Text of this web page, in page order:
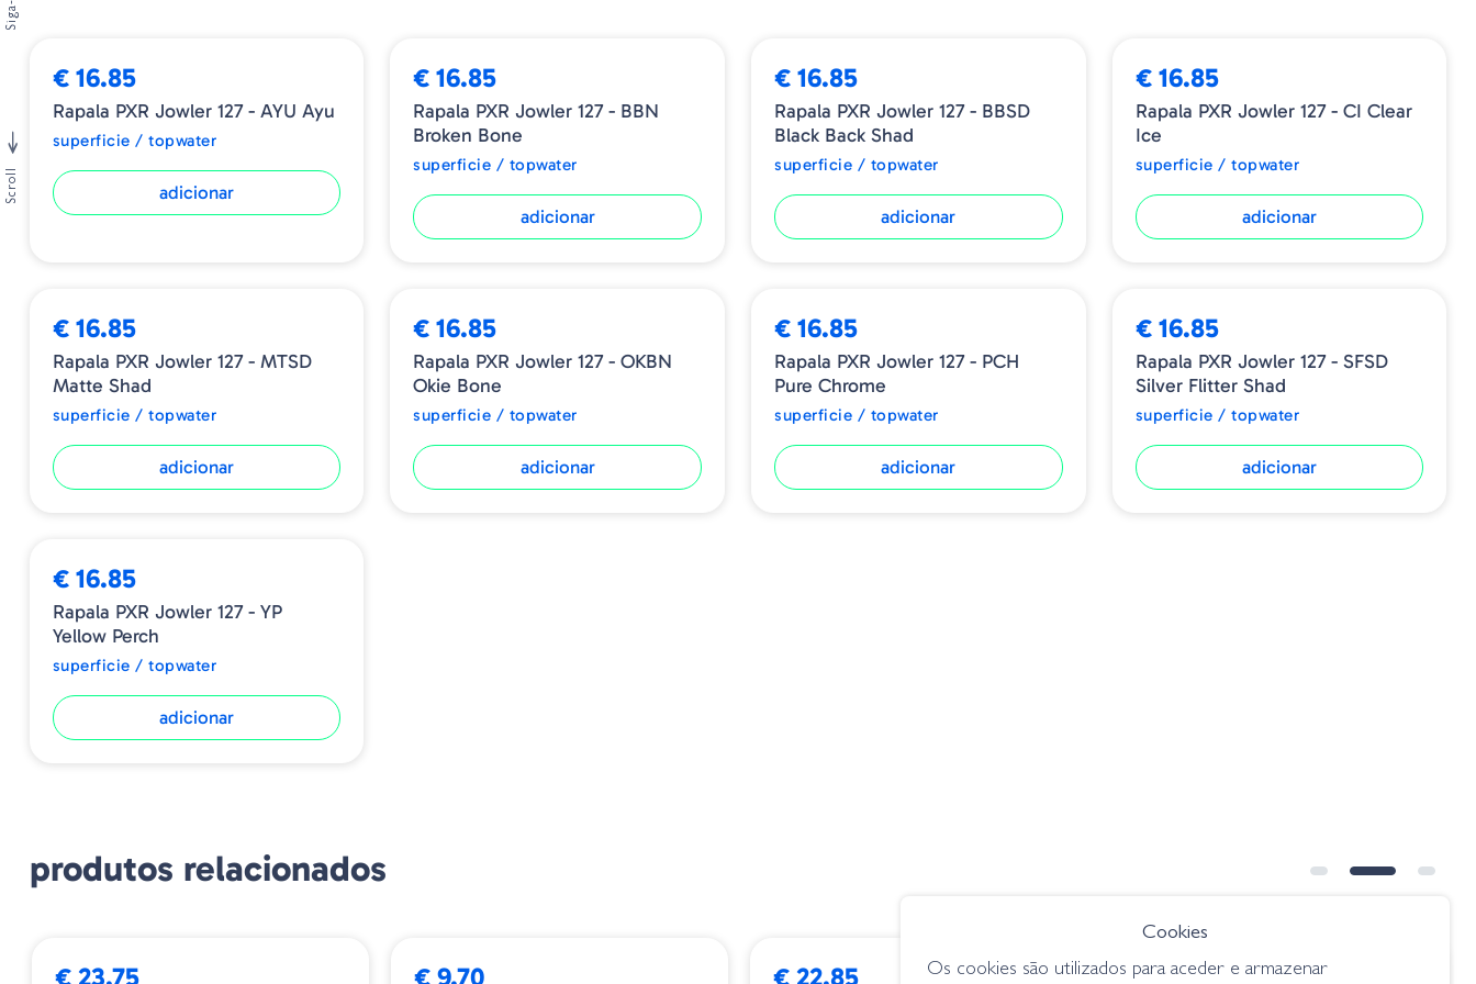
Anzóis triplos VMC® RedLine Series 1X com curvatura arredondada
Tamanho - 127mm
€ 16.85
Rapala PXR Jowler 127 - AYU Ayu
superficie / topwater
adicionar
€ 16.85
Rapala PXR Jowler 127 - BBN
Broken Bone
superficie / topwater
adicionar
€ 16.85
Rapala PXR Jowler 127 - BBSD
Black Back Shad
superficie / topwater
adicionar
€ 16.85
Rapala PXR Jowler 127 - CI Clear
Ice
superficie / topwater
adicionar
€ 16.85
Rapala PXR Jowler 127 - MTSD
Matte Shad
superficie / topwater
adicionar
€ 16.85
Rapala PXR Jowler 127 - OKBN
Okie Bone
superficie / topwater
adicionar
€ 16.85
Rapala PXR Jowler 127 - PCH
Pure Chrome
superficie / topwater
adicionar
€ 16.85
Rapala PXR Jowler 127 - SFSD
Silver Flitter Shad
superficie / topwater
adicionar
€ 16.85
Rapala PXR Jowler 127 - YP
Yellow Perch
superficie / topwater
adicionar
produtos relacionados
€ 23.75 € 9.70 € 22.85 € 16.50
Scroll
Cookies
Os cookies são utilizados para aceder e armazenar